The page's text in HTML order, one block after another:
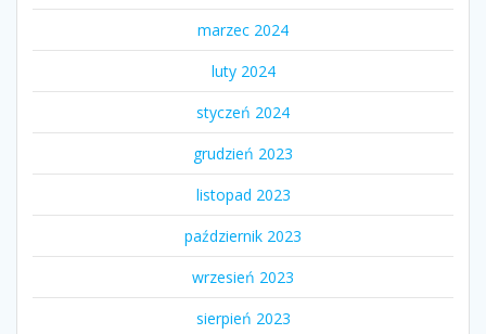
marzec 2024
luty 2024
styczeń 2024
grudzień 2023
listopad 2023
październik 2023
wrzesień 2023
sierpień 2023